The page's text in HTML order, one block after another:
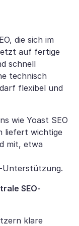
die sich im
auf fertige
schnell
technisch
flexibel und
wie Yoast SEO
liefert wichtige
mit, etwa
Unterstützung.
SEO-
klare